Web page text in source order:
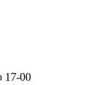
17-00